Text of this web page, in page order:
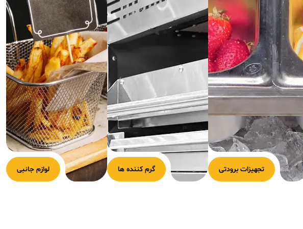
تجهیزات برودتی گرم کننده ها لوازم جانبی